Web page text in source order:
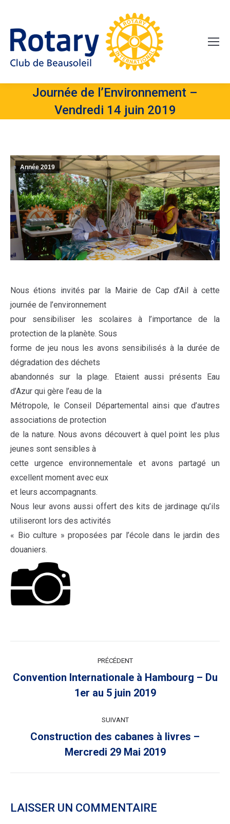
Journée de l’Environnement –
Vendredi 14 juin 2019
Année 2019
Nous étions invités par la Mairie de Cap d’Ail à cette
journée de l’environnement
pour sensibiliser les scolaires à l’importance de la
protection de la planète. Sous
forme de jeu nous les avons sensibilisés à la durée de
dégradation des déchets
abandonnés sur la plage. Etaient aussi présents Eau
d’Azur qui gère l’eau de la
Métropole, le Conseil Départemental ainsi que d’autres
associations de protection
de la nature. Nous avons découvert à quel point les plus
jeunes sont sensibles à
cette urgence environnementale et avons partagé un
excellent moment avec eux
et leurs accompagnants.
Nous leur avons aussi offert des kits de jardinage qu’ils
utiliseront lors des activités
« Bio culture » proposées par l’école dans le jardin des
douaniers.
ARTICLE
PRÉCÉDENT
Article
précédent
Convention Internationale à Hambourg – Du
1er au 5 juin 2019
SUIVANT
Article
suivant
:
Construction des cabanes à livres –
Mercredi 29 Mai 2019
LAISSER UN COMMENTAIRE